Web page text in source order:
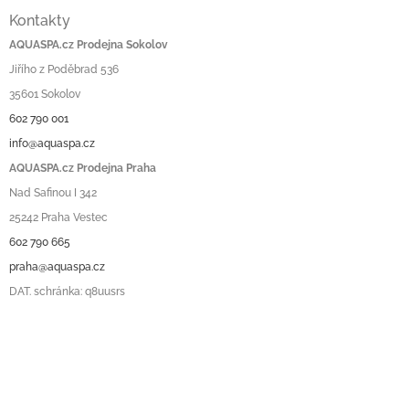
Kontakty
AQUASPA.cz Prodejna Sokolov
Jiřího z Poděbrad 536
35601 Sokolov
602 790 001
info@aquaspa.cz
AQUASPA.cz Prodejna Praha
Nad Safinou I 342
25242 Praha Vestec
602 790 665
praha@aquaspa.cz
DAT. schránka: q8uusrs